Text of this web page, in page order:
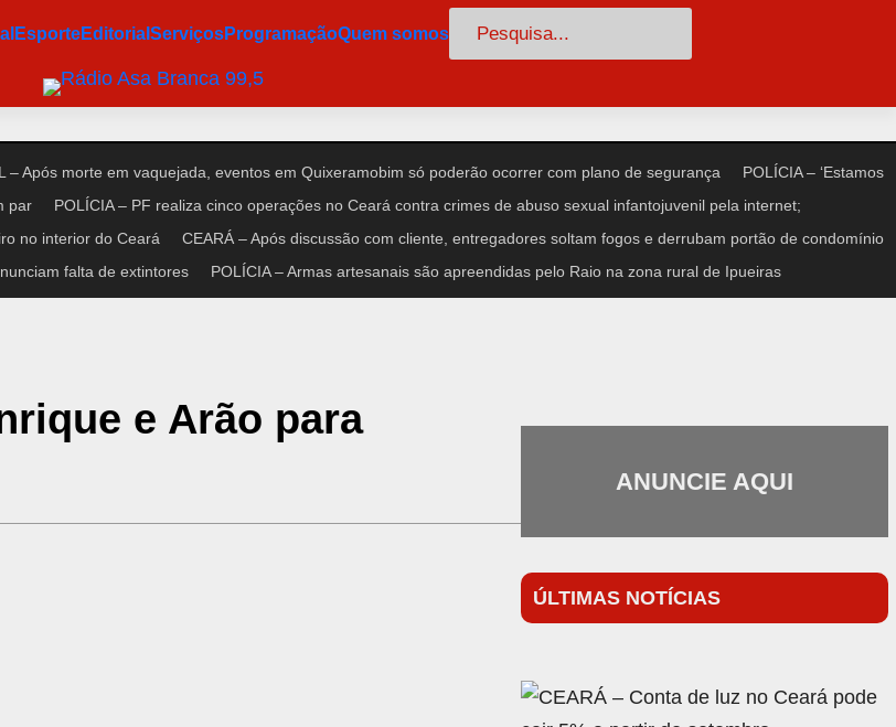
EsporteEditorial ServiçosProgramaçãoQuem somos Pesquisar
– Após morte em vaquejada, eventos em Quixeramobim só poderão ocorrer com plano de segurança
POLÍCIA – ‘Estamos
par
POLÍCIA – PF realiza cinco operações no Ceará contra crimes de abuso sexual infantojuvenil pela internet;
no interior do Ceará
CEARÁ – Após discussão com cliente, entregadores soltam fogos e derrubam portão de condomínio
falta de extintores POLÍCIA – Armas artesanais são apreendidas pelo Raio na zona rural de Ipueiras
e Arão para
ANUNCIE AQUI
ÚLTIMAS NOTÍCIAS